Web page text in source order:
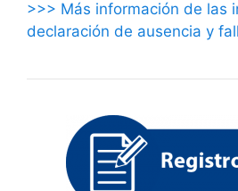
>>> Más información de las
declaración de ausencia y